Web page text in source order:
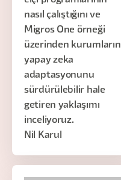
nasıl çalıştığını ve
Migros One örneği
üzerinden kurumların
yapay zeka
adaptasyonunu
sürdürülebilir hale
getiren yaklaşımı
inceliyoruz.
Nil Karul